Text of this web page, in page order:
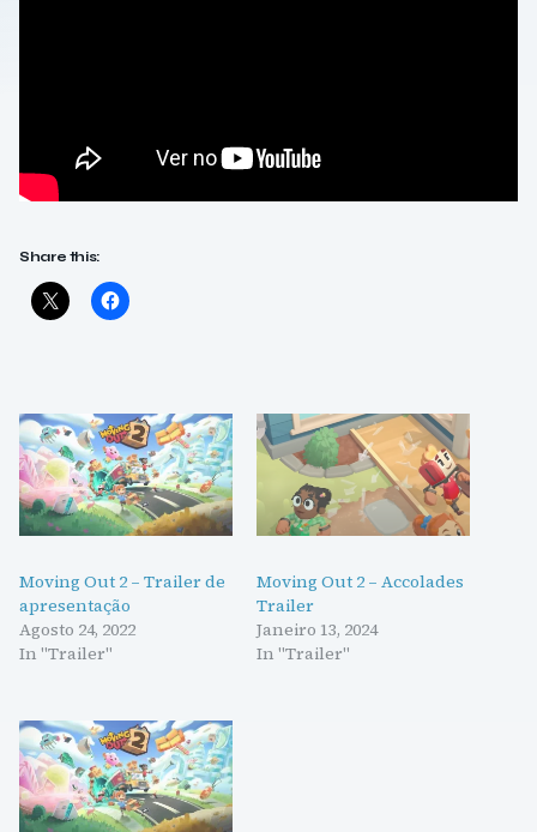
Share this:
Moving Out 2 – Trailer de
apresentação
Agosto 24, 2022
In "Trailer"
Moving Out 2 – Accolades
Trailer
Janeiro 13, 2024
In "Trailer"